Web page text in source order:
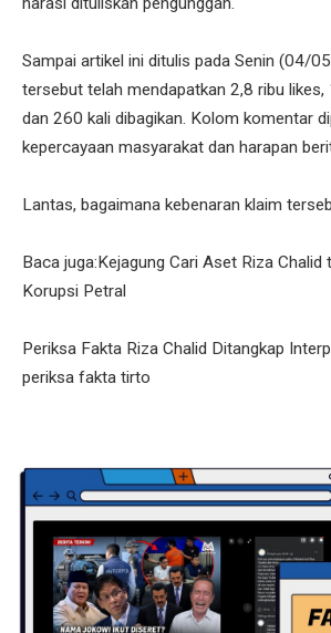
Sampai artikel ini ditulis pada Senin (04/
tersebut telah mendapatkan 2,8 ribu likes,
dan 260 kali dibagikan. Kolom komentar
kepercayaan masyarakat dan harapan
Lantas, bagaimana kebenaran klaim
Baca juga:Kejagung Cari Aset Riza Chalid
Korupsi Petral
Periksa Fakta Riza Chalid Ditangkap
periksa fakta tirto